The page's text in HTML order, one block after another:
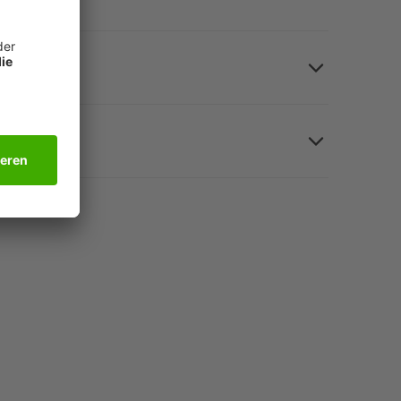
aus reißfester Folie, grün, Pocketgröße 39 x 69